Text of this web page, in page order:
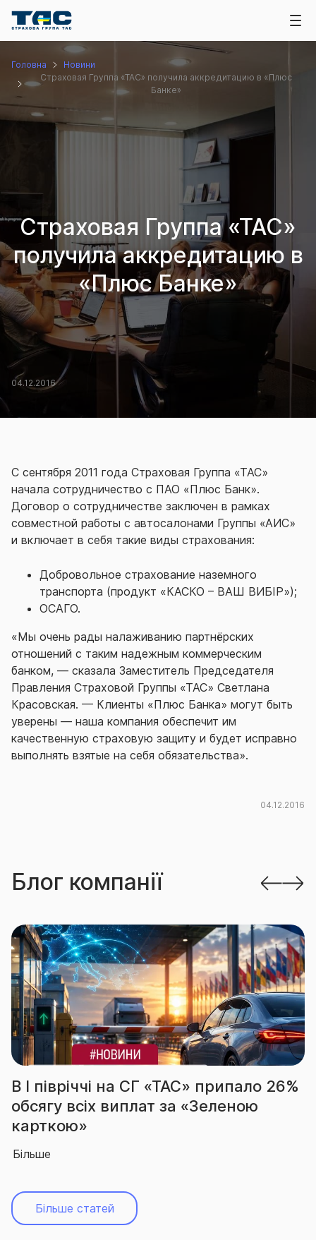
Головна
Новини
Страховая Группа «ТАС» получила аккредитацию в «Плюс
Банке»
Страховая Группа «ТАС»
получила аккредитацию в
«Плюс Банке»
04.12.2016
С сентября 2011 года Страховая Группа «ТАС»
начала сотрудничество с ПАО «Плюс Банк».
Договор о сотрудничестве заключен в рамках
совместной работы с автосалонами Группы «АИС»
и включает в себя такие виды страхования:
Добровольное страхование наземного
транспорта (продукт «КАСКО – ВАШ ВИБІР»);
ОСАГО.
«Мы очень рады налаживанию партнёрских
отношений с таким надежным коммерческим
банком, — сказала Заместитель Председателя
Правления Страховой Группы «ТАС» Светлана
Красовская. — Клиенты «Плюс Банка» могут быть
уверены — наша компания обеспечит им
качественную страховую защиту и будет исправно
выполнять взятые на себя обязательства».
04.12.2016
Блог компанії
В І півріччі на СГ «ТАС» припало 26%
обсягу всіх виплат за «Зеленою
карткою»
Більше
Більше статей